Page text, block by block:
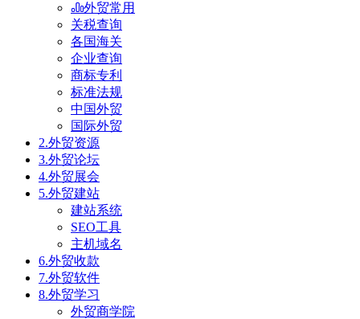
外贸常用
关税查询
各国海关
企业查询
商标专利
标准法规
中国外贸
国际外贸
2.外贸资源
3.外贸论坛
4.外贸展会
5.外贸建站
建站系统
SEO工具
主机域名
6.外贸收款
7.外贸软件
8.外贸学习
外贸商学院